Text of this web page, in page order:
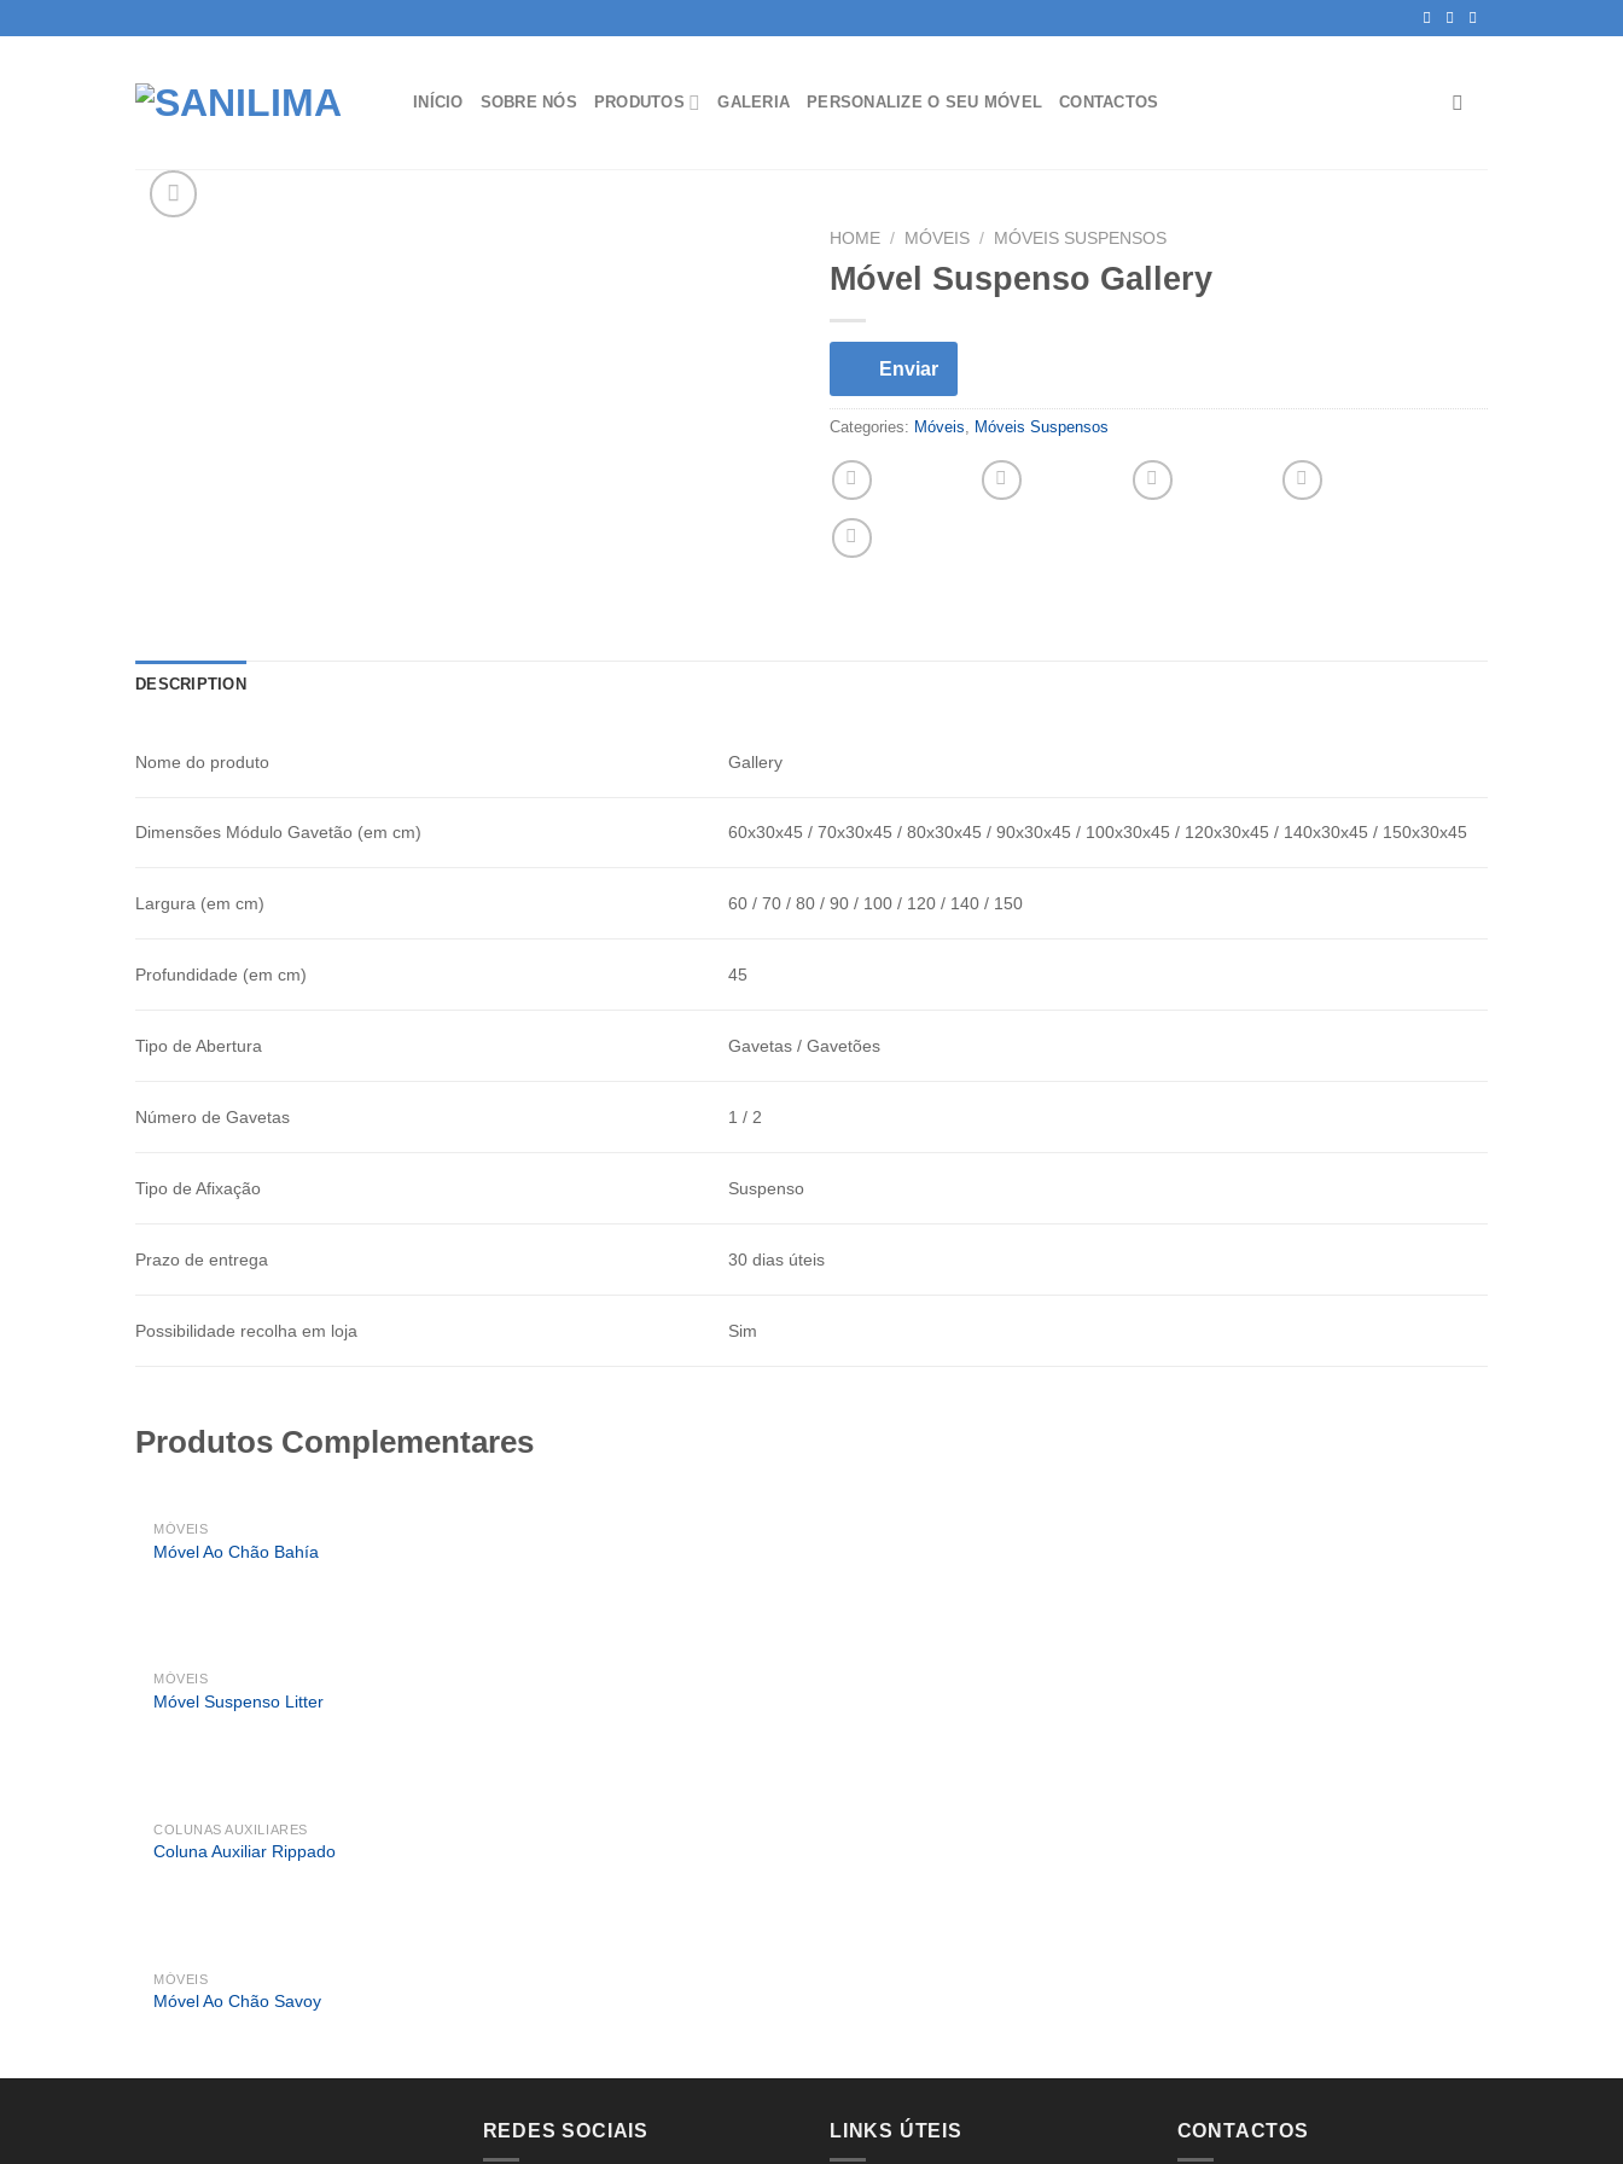
INÍCIO SOBRE NÓS PRODUTOS GALERIA PERSONALIZE O SEU MÓVEL CONTACTOS
HOME / MÓVEIS / MÓVEIS SUSPENSOS
Móvel Suspenso Gallery
Enviar
Categories: Móveis Móveis Suspensos
DESCRIPTION
Nome do produto Gallery
Dimensões Módulo Gavetão (em cm) 60x30x45 / 70x30x45 / 80x30x45 / 90x30x45 / 100x30x45 / 120x30x45 / 140x30x45 / 150x30x45
Largura (em cm) 60 / 70 / 80 / 90 / 100 / 120 / 140 / 150
Profundidade (em cm) 45
Tipo de Abertura Gavetas / Gavetões
Número de Gavetas 1 / 2
Tipo de Afixação Suspenso
Prazo de entrega 30 dias úteis
Possibilidade recolha em loja Sim
Produtos Complementares
MÓVEIS
Móvel Ao Chão Bahía
MÓVEIS
Móvel Suspenso Litter
COLUNAS AUXILIARES
Coluna Auxiliar Rippado
MÓVEIS
Móvel Ao Chão Savoy
REDES SOCIAIS LINKS ÚTEIS CONTACTOS